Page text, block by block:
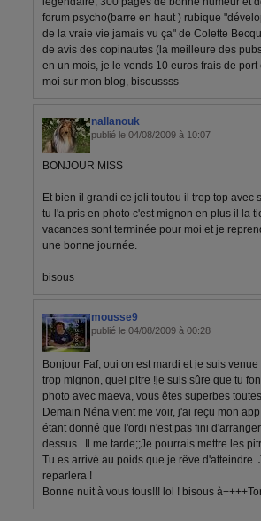
forum psycho(barre en haut ) rubique
de la vraie vie jamais vu ça" de Colette
de avis des copinautes (la meilleure des
en un mois, je le vends 10 euros frais de
moi sur mon blog, bisoussss
nallanouk
publié le 04/08/2009 à 10:07
BONJOUR MISS
Et bien il grandi ce joli toutou il trop top avec
tu l'a pris en photo c'est mignon en plus il la
vacances sont terminée pour moi et je
une bonne journée.
bisous
mousse9
publié le 04/08/2009 à 00:28
Bonjour Faf, oui on est mardi et je suis
trop mignon, quel pitre !je suis sûre que tu
photo avec maeva, vous êtes superbes
Demain Néna vient me voir, j'ai reçu mon
étant donné que l'ordi n'est pas fini
dessus...Il me tarde;;Je pourrais mettre les
Tu es arrivé au poids que je rêve
reparlera !
Bonne nuit à vous tous!!! lol ! bisous